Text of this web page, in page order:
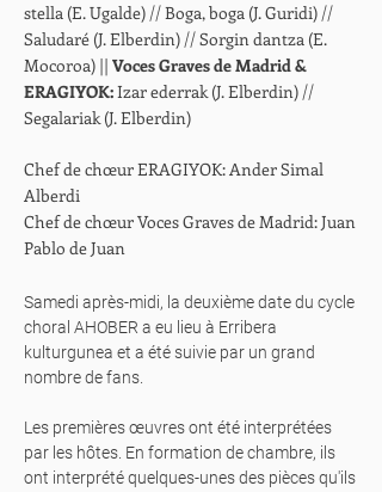
stella (E. Ugalde) // Boga, boga (J. Guridi) //
Saludaré (J. Elberdin) // Sorgin dantza (E.
Mocoroa) || Voces Graves de Madrid &
ERAGIYOK:Izar ederrak (J. Elberdin) //
Segalariak (J. Elberdin)
Chef dechœurERAGIYOK: Ander Simal
Alberdi
Chef de chœur Voces Graves de Madrid: Juan
Pablo de Juan
Samedi après-midi, la deuxième date du cycle
choral AHOBER a eu lieu à Erribera
kulturgunea et a été suivie par un grand
nombre de fans.
Les premières œuvres ont été interprétées
par les hôtes. En formation de chambre, ils
ont interprété quelques-unes des pièces qu'ils